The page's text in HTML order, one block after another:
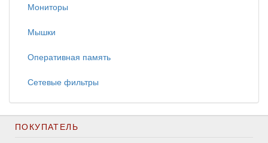
Мониторы
Мышки
Оперативная память
Сетевые фильтры
ПОКУПАТЕЛЬ